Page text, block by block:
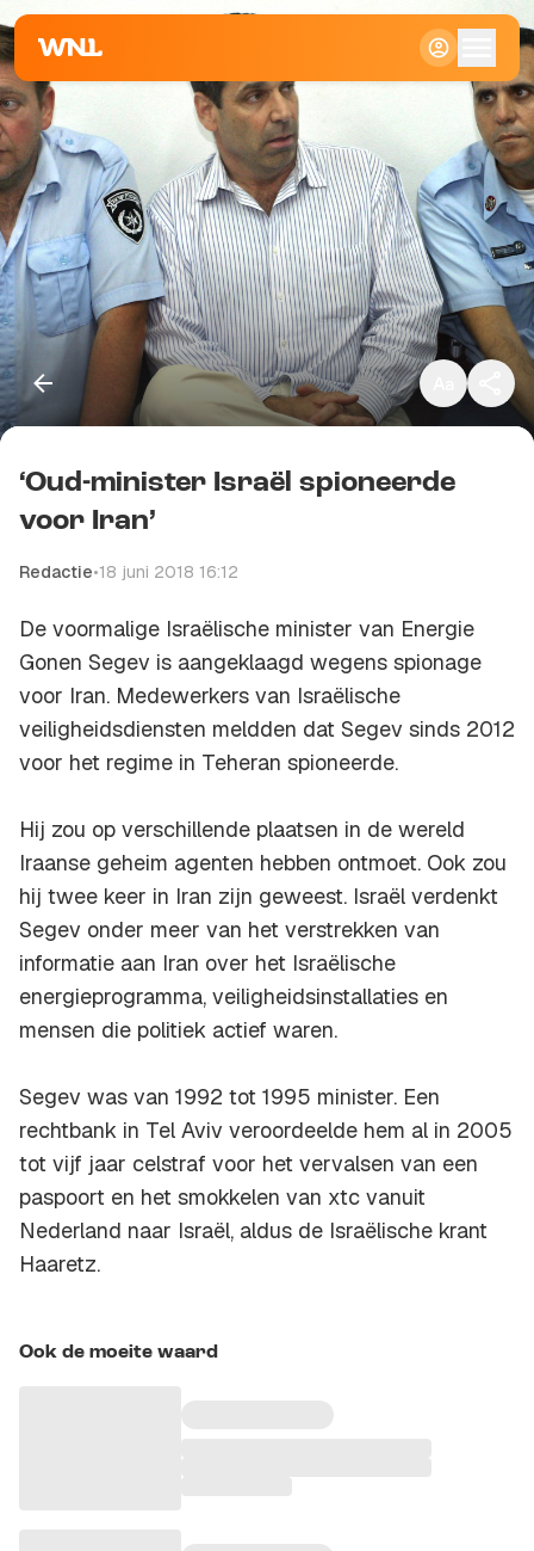
Klein
Standaard
Groot
Kopieer link
‘Oud-minister Israël spioneerde
voor Iran’
Redactie•18 juni 2018 16:12
De voormalige Israëlische minister van Energie
Gonen Segev is aangeklaagd wegens spionage
voor Iran. Medewerkers van Israëlische
veiligheidsdiensten meldden dat Segev sinds 2012
voor het regime in Teheran spioneerde.
Hij zou op verschillende plaatsen in de wereld
Iraanse geheim agenten hebben ontmoet. Ook zou
hij twee keer in Iran zijn geweest. Israël verdenkt
Segev onder meer van het verstrekken van
informatie aan Iran over het Israëlische
energieprogramma, veiligheidsinstallaties en
mensen die politiek actief waren.
Segev was van 1992 tot 1995 minister. Een
rechtbank in Tel Aviv veroordeelde hem al in 2005
tot vijf jaar celstraf voor het vervalsen van een
paspoort en het smokkelen van xtc vanuit
Nederland naar Israël, aldus de Israëlische krant
Haaretz.
Ook de moeite waard